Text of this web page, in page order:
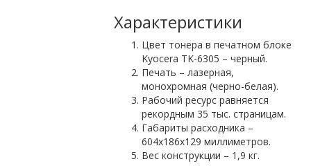
Характеристики
Цвет тонера в печатном блоке
Kyocera TK-6305 – черный.
Печать – лазерная,
монохромная (черно-белая).
Рабочий ресурс равняется
рекордным 35 тыс. страницам.
Габариты расходника –
604х186х129 миллиметров.
Вес конструкции – 1,9 кг.